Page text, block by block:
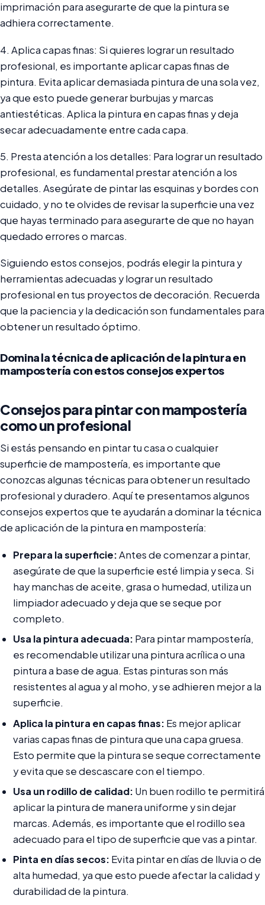
imprimación para asegurarte de que la pintura se
adhiera correctamente.
4. Aplica capas finas: Si quieres lograr un resultado
profesional, es importante aplicar capas finas de
pintura. Evita aplicar demasiada pintura de una sola vez,
ya que esto puede generar burbujas y marcas
antiestéticas. Aplica la pintura en capas finas y deja
secar adecuadamente entre cada capa.
5. Presta atención a los detalles: Para lograr un resultado
profesional, es fundamental prestar atención a los
detalles. Asegúrate de pintar las esquinas y bordes con
cuidado, y no te olvides de revisar la superficie una vez
que hayas terminado para asegurarte de que no hayan
quedado errores o marcas.
Siguiendo estos consejos, podrás elegir la pintura y
herramientas adecuadas y lograr un resultado
profesional en tus proyectos de decoración. Recuerda
que la paciencia y la dedicación son fundamentales para
obtener un resultado óptimo.
Domina la técnica de aplicación de la pintura en
mampostería con estos consejos expertos
Consejos para pintar con mampostería
como un profesional
Si estás pensando en pintar tu casa o cualquier
superficie de mampostería, es importante que
conozcas algunas técnicas para obtener un resultado
profesional y duradero. Aquí te presentamos algunos
consejos expertos que te ayudarán a dominar la técnica
de aplicación de la pintura en mampostería:
Prepara la superficie:Antes de comenzar a pintar,
asegúrate de que la superficie esté limpia y seca. Si
hay manchas de aceite, grasa o humedad, utiliza un
limpiador adecuado y deja que se seque por
completo.
Usa la pintura adecuada: Para pintar mampostería,
es recomendable utilizar una pintura acrílica o una
pintura a base de agua. Estas pinturas son más
resistentes al agua y al moho, y se adhieren mejor a la
superficie.
Aplica la pintura en capas finas: Es mejor aplicar
varias capas finas de pintura que una capa gruesa.
Esto permite que la pintura se seque correctamente
y evita que se descascare con el tiempo.
Usa un rodillo de calidad: Un buen rodillo te permitirá
aplicar la pintura de manera uniforme y sin dejar
marcas. Además, es importante que el rodillo sea
adecuado para el tipo de superficie que vas a pintar.
Pinta en días secos: Evita pintar en días de lluvia o de
alta humedad, ya que esto puede afectar la calidad y
durabilidad de la pintura.